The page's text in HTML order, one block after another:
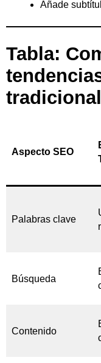
Añade
Tabla:
Aspecto SEO
Palabras clave
Búsqueda
Contenido